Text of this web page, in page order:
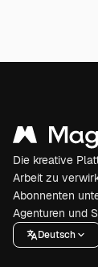
Die kreative
Arbeit zu
Abonnenten
Agenturen und
Deutsch